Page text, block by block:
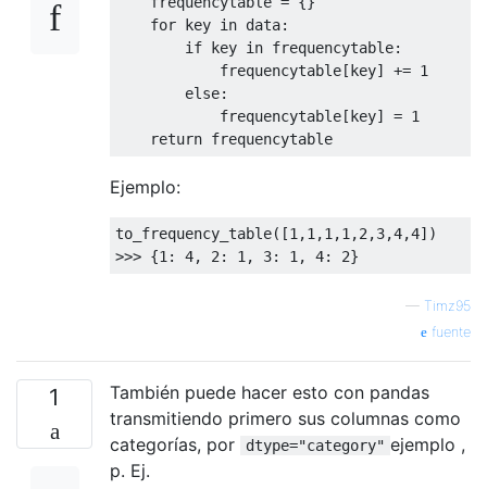
for key in data:
if key in frequencytable:
            frequencytable
[key] += 1
else:
            frequencytable
[key] = 1
return frequencytable
Ejemplo:
to_frequency_table([1 ,1 ,1 ,1 ,2 ,3,4,4])
>>> {1 : 4, 2 : 1 , 3: 1 , 4: 2}
— Timz95
fuente
1
También puede hacer esto con pandas
transmitiendo primero sus columnas como
categorías, por
dtype="category" ejemplo ,
p. Ej.